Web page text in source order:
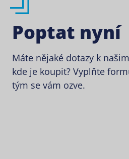
Poptat nyní
Máte nějaké dotazy k
kde je koupit? Vyplňte
tým se vám ozve.